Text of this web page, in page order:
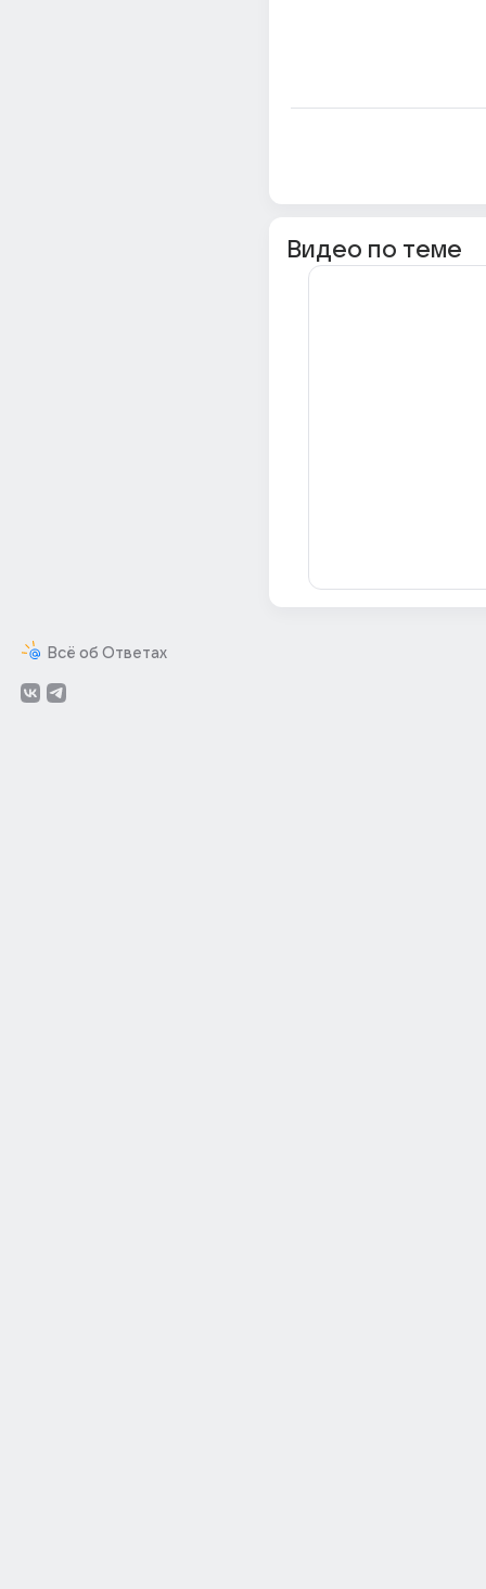
Всё об Ответах
Видео по теме